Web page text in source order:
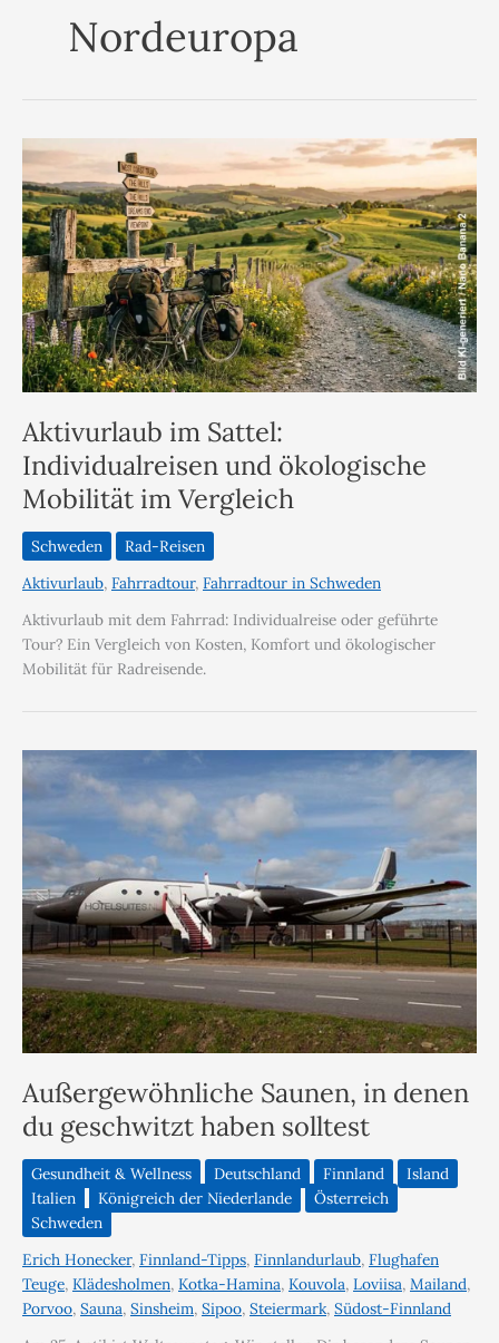
Nordeuropa
Aktivurlaub im Sattel:
Individualreisen und ökologische
Mobilität im Vergleich
Schweden
Rad-Reisen
Aktivurlaub, Fahrradtour, Fahrradtour in Schweden
Aktivurlaub mit dem Fahrrad: Individualreise oder geführte
Tour? Ein Vergleich von Kosten, Komfort und ökologischer
Mobilität für Radreisende.
Außergewöhnliche Saunen, in denen
du geschwitzt haben solltest
Gesundheit & Wellness Deutschland Finnland
Island
Italien
Königreich der Niederlande
Österreich
Schweden
Erich Honecker, Finnland-Tipps, Finnlandurlaub, Flughafen
Teuge, Klädesholmen, Kotka-Hamina, Kouvola, Loviisa, Mailand,
Porvoo, Sauna, Sinsheim, Sipoo, Steiermark, Südost-Finnland